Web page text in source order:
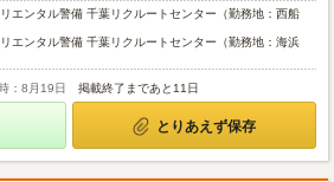
エンタル警備 千葉リクルートセンター（勤務地：西船
エンタル警備 千葉リクルートセンター（勤務地：海浜
：8月19日 掲載終了まであと11日
とりあえず保存